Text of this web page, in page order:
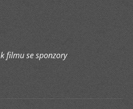
filmu se sponzory